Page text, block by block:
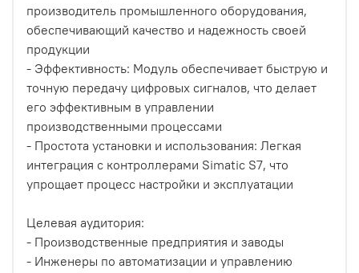
производитель промышленного оборудования,
обеспечивающий качество и надежность своей
продукции
- Эффективность: Модуль обеспечивает быструю и
точную передачу цифровых сигналов, что делает
его эффективным в управлении
производственными процессами
- Простота установки и использования: Легкая
интеграция с контроллерами Simatic S7, что
упрощает процесс настройки и эксплуатации
Целевая аудитория:
- Производственные предприятия и заводы
- Инженеры по автоматизации и управлению